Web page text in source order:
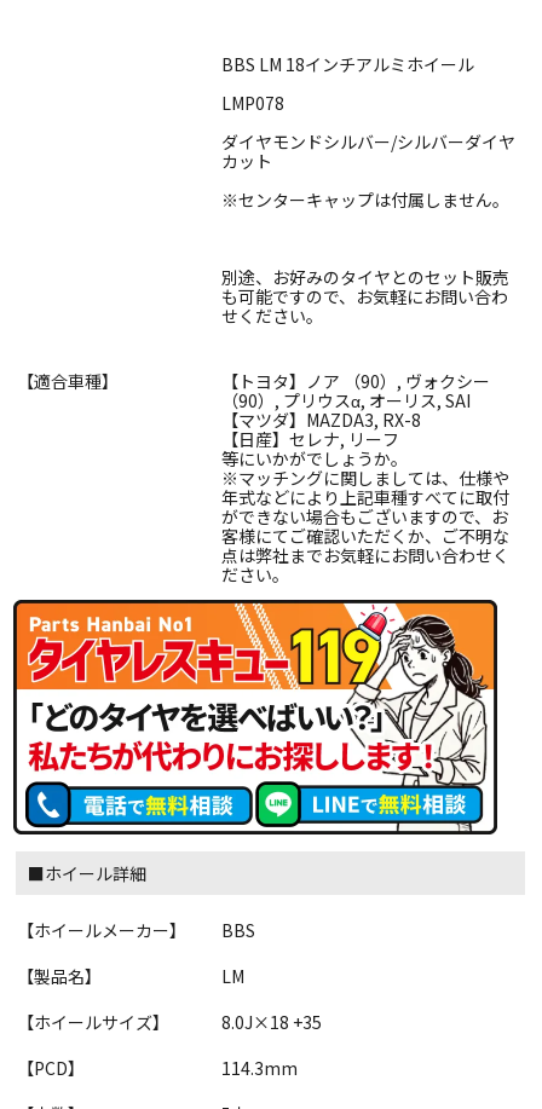
BBS LM 18インチアルミホイール
LMP078
ダイヤモンドシルバー/シルバーダイヤ
カット
※センターキャップは付属しません。
別途、お好みのタイヤとのセット販売
も可能ですので、お気軽にお問い合わ
せください。
【適合車種】
【トヨタ】ノア （90）, ヴォクシー
（90）, プリウスα, オーリス, SAI
【マツダ】MAZDA3, RX-8
【日産】セレナ, リーフ
等にいかがでしょうか。
※マッチングに関しましては、仕様や
年式などにより上記車種すべてに取付
ができない場合もございますので、お
客様にてご確認いただくか、ご不明な
点は弊社までお気軽にお問い合わせく
ださい。
■ホイール詳細
【ホイールメーカー】
BBS
【製品名】
LM
【ホイールサイズ】
8.0J×18 +35
【PCD】
114.3mm